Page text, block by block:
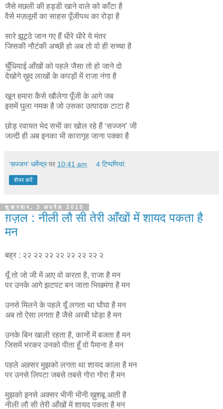
जैसे मछली की हड्डी खाने वाले को काँटा है
वैसे मज़लूमों का साहस पूँजीपथ का रोड़ा है
सारे झूट्ठे जान गए हैं धीरे धीरे ये मंतर
जिसकी नौटंकी अच्छी हो अब तो वो ही सच्चा है
चुँधियाई आँखों को पहले जैसा तो हो जाने दो
देखोगे ख़ुद लाखों के कपड़ों में राजा नंगा है
खून हमारा कैसे खौलेगा पूँजी के आगे जब
इसमें घुला नमक है जो उसका उत्पादक टाटा है
छोड़ रवायत भेद सभी का खोल रहे हैं ‘सज्जन’ जी
जल्दी ही अब इनका भी कारागृह जाना पक्का है
‘सज्जन’ धर्मेन्द्र पर 10:41 am 4 टिप्‍पणियां:
शेयर करें
शुक्रवार, 3 अप्रैल 2015
ग़ज़ल : नीली लौ सी तेरी आँखों में शायद पकता है
मन
बह्र : २२ २२ २२ २२ २२ २२ २२ २
यूँ तो जो जी में आए वो करता है, राजा है मन
पर उनके आगे झटपट बन जाता भिखमंगा है मन
उनसे मिलने के पहले यूँ लगता था घोंघा है मन
अब तो ऐसा लगता है जैसे अरबी घोड़ा है मन
उनके बिन खाली रहता है, कानों में बजता है मन
जिसमें भरकर उनको पीता हूँ वो पैमाना है मन
पहले अक़्सर मुझको लगता था शायद काला है मन
पर उनसे लिपटा जबसे तबसे गोरा गोरा है मन
मुझको इनसे अक्सर भीनी भीनी ख़ुशबू आती है
नीली लौ सी तेरी आँखों में शायद पकता है मन